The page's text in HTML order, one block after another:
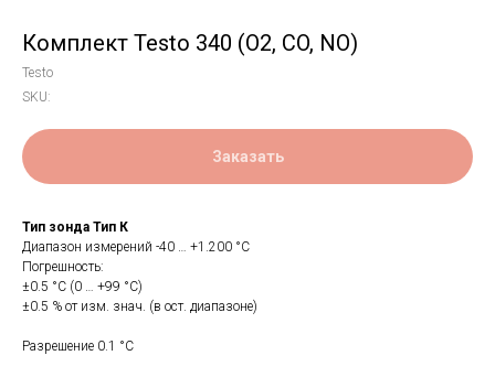
Комплект Testo 340 (O2, CO, NO)
Testo
SKU:
Заказать
Тип зонда Тип К
Диапазон измерений -40 … +1.200 °C
Погрешность:
±0.5 °C (0 … +99 °C)
±0.5 % от изм. знач. (в ост. диапазоне)
Разрешение 0.1 °C